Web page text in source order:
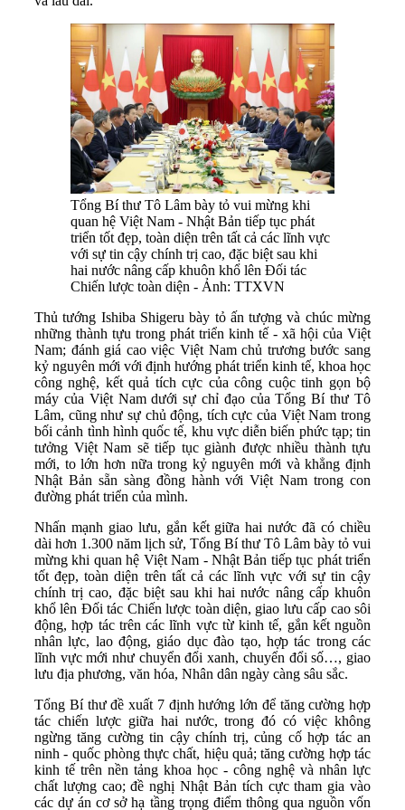
Tổng Bí thư Tô Lâm bày tỏ vui mừng khi
quan hệ Việt Nam - Nhật Bản tiếp tục phát
triển tốt đẹp, toàn diện trên tất cả các lĩnh vực
với sự tin cậy chính trị cao, đặc biệt sau khi
hai nước nâng cấp khuôn khổ lên Đối tác
Chiến lược toàn diện - Ảnh: TTXVN
Thủ tướng Ishiba Shigeru bày tỏ ấn tượng và chúc mừng
những thành tựu trong phát triển kinh tế - xã hội của Việt
Nam; đánh giá cao việc Việt Nam chủ trương bước sang
kỷ nguyên mới với định hướng phát triển kinh tế, khoa học
công nghệ, kết quả tích cực của công cuộc tinh gọn bộ
máy của Việt Nam dưới sự chỉ đạo của Tổng Bí thư Tô
Lâm, cũng như sự chủ động, tích cực của Việt Nam trong
bối cảnh tình hình quốc tế, khu vực diễn biến phức tạp; tin
tưởng Việt Nam sẽ tiếp tục giành được nhiều thành tựu
mới, to lớn hơn nữa trong kỷ nguyên mới và khẳng định
Nhật Bản sẵn sàng đồng hành với Việt Nam trong con
đường phát triển của mình.
Nhấn mạnh giao lưu, gắn kết giữa hai nước đã có chiều
dài hơn 1.300 năm lịch sử, Tổng Bí thư Tô Lâm bày tỏ vui
mừng khi quan hệ Việt Nam - Nhật Bản tiếp tục phát triển
tốt đẹp, toàn diện trên tất cả các lĩnh vực với sự tin cậy
chính trị cao, đặc biệt sau khi hai nước nâng cấp khuôn
khổ lên Đối tác Chiến lược toàn diện, giao lưu cấp cao sôi
động, hợp tác trên các lĩnh vực từ kinh tế, gắn kết nguồn
nhân lực, lao động, giáo dục đào tạo, hợp tác trong các
lĩnh vực mới như chuyển đổi xanh, chuyển đổi số…, giao
lưu địa phương, văn hóa, Nhân dân ngày càng sâu sắc.
Tổng Bí thư đề xuất 7 định hướng lớn để tăng cường hợp
tác chiến lược giữa hai nước, trong đó có việc không
ngừng tăng cường tin cậy chính trị, củng cố hợp tác an
ninh - quốc phòng thực chất, hiệu quả; tăng cường hợp tác
kinh tế trên nền tảng khoa học - công nghệ và nhân lực
chất lượng cao; đề nghị Nhật Bản tích cực tham gia vào
các dự án cơ sở hạ tầng trọng điểm thông qua nguồn vốn